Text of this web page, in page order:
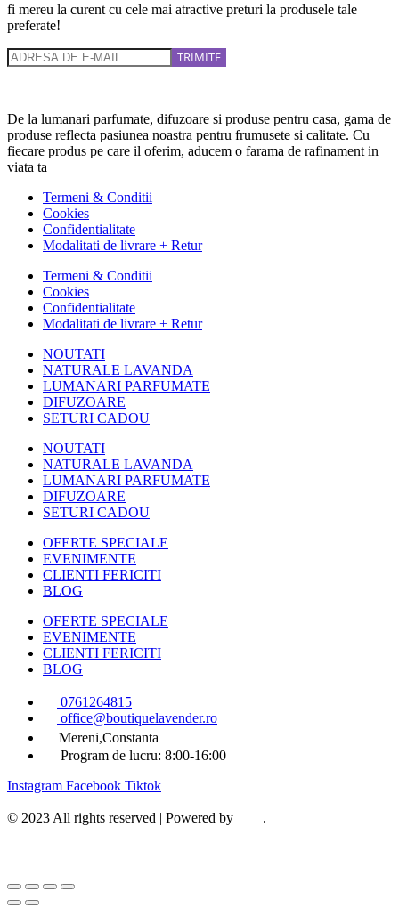
fi mereu la curent cu cele mai atractive preturi la produsele tale
preferate!
De la lumanari parfumate, difuzoare si produse pentru casa, gama de
produse reflecta pasiunea noastra pentru frumusete si calitate. Cu
fiecare produs pe care il oferim, aducem o farama de rafinament in
viata ta
Termeni & Conditii
Cookies
Confidentialitate
Modalitati de livrare + Retur
Termeni & Conditii
Cookies
Confidentialitate
Modalitati de livrare + Retur
NOUTATI
NATURALE LAVANDA
LUMANARI PARFUMATE
DIFUZOARE
SETURI CADOU
NOUTATI
NATURALE LAVANDA
LUMANARI PARFUMATE
DIFUZOARE
SETURI CADOU
OFERTE SPECIALE
EVENIMENTE
CLIENTI FERICITI
BLOG
OFERTE SPECIALE
EVENIMENTE
CLIENTI FERICITI
BLOG
0761264815
office@boutiquelavender.ro
Mereni,Constanta
Program de lucru: 8:00-16:00
Instagram Facebook Tiktok
© 2023 All rights reserved | Powered by .